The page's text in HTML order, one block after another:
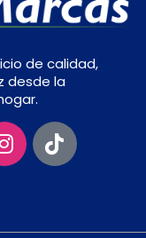
de calidad,
desde la